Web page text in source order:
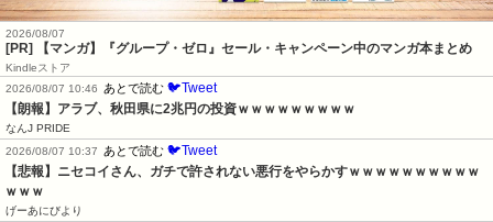
2026/08/07
[PR] 【マンガ】『グループ・ゼロ』セール・キャンペーン中のマンガ本まとめ
Kindleストア
2026/08/07 10:46
あとで読む 🐦Tweet
【朗報】アラブ、秋田県に2兆円の投資ｗｗｗｗｗｗｗｗｗ
なんJ PRIDE
2026/08/07 10:37
あとで読む 🐦Tweet
【悲報】ニセコイさん、ガチで許されない悪行をやらかすｗｗｗｗｗｗｗｗｗｗ
ｗｗｗ
げーあにびより